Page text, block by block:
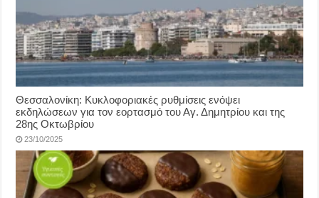
Θεσσαλονίκη: Κυκλοφοριακές ρυθμίσεις ενόψει
εκδηλώσεων για τον εορτασμό του Αγ. Δημητρίου και της
28ης Οκτωβρίου
23/10/2025